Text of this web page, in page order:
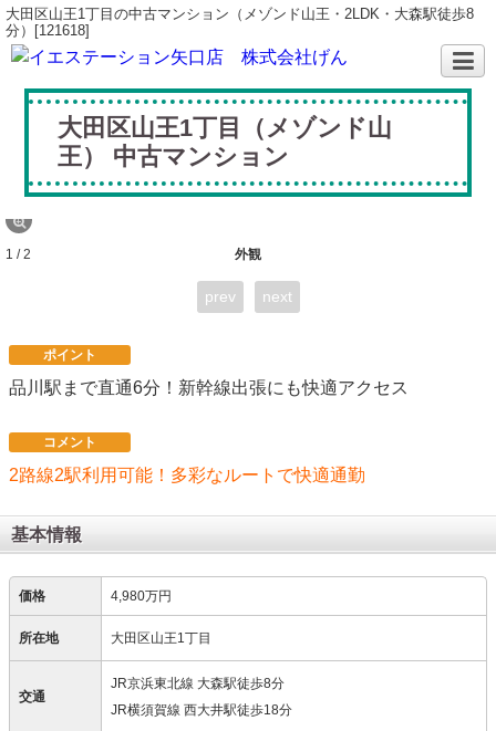
大田区山王1丁目の中古マンション（メゾンド山王・2LDK・大森駅徒歩8
分）[121618]
大田区山王1丁目（メゾンド山
王） 中古マンション
外観
1 / 2
prev next
ポイント
品川駅まで直通6分！新幹線出張にも快適アクセス
コメント
2路線2駅利用可能！多彩なルートで快適通勤
基本情報
価格 4,980万円
所在地 大田区山王1丁目
交通
JR京浜東北線 大森駅徒歩8分
JR横須賀線 西大井駅徒歩18分